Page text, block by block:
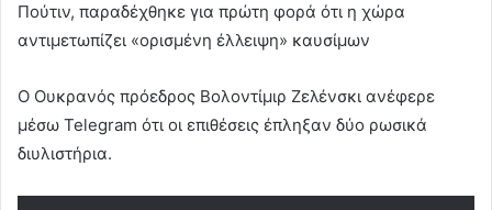
Πούτιν, παραδέχθηκε για πρώτη φορά ότι η χώρα
αντιμετωπίζει «ορισμένη έλλειψη» καυσίμων
Ο Ουκρανός πρόεδρος Βολοντίμιρ Ζελένσκι ανέφερε
μέσω Telegram ότι οι επιθέσεις έπληξαν δύο ρωσικά
διυλιστήρια.